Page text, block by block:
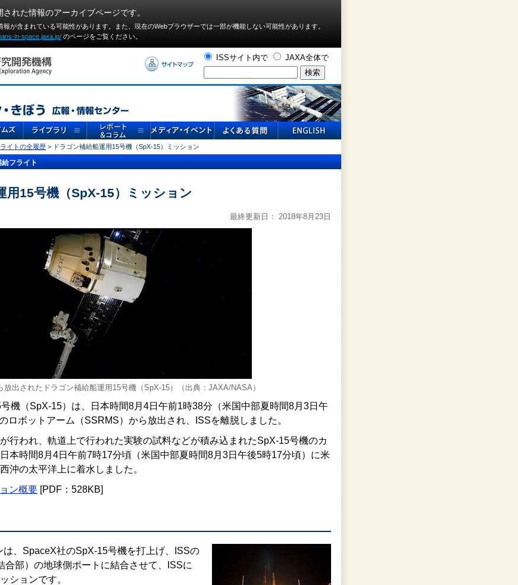
れた情報のアーカイブページです。
報が含まれている可能性があります。また、現在のWebブラウザーでは⼀部が機能しない可能性があります。
in-space.jaxa.jp/ のページをご覧ください。
ISSサイト内で JAXA全体で
イトの全履歴 > ドラゴン補給船運用15号機（SpX-15）ミッション
フライト
用15号機（SpX-15）ミッション
最終更新日： 2018年8月23日
放出されたドラゴン補給船運用15号機（SpX-15）（出典：JAXA/NASA）
機（SpX-15）は、日本時間8月4日午前1時38分（米国中部夏時間8月3日午
ロボットアーム（SSRMS）から放出され、ISSを離脱しました。
行われ、軌道上で行われた実験の試料などが積み込まれたSpX-15号機のカ
本時間8月4日午前7時17分頃（米国中部夏時間8月3日午後5時17分頃）に米
沖の太平洋上に着水しました。
ン概要 [PDF：528KB]
は、SpaceX社のSpX-15号機を打上げ、ISSの
合部）の地球側ポートに結合させて、ISSに
ションです。